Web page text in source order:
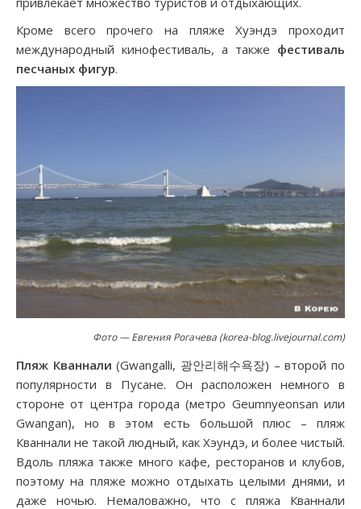
Кроме всего прочего на пляже Хуэндэ проходит
международный кинофестиваль, а также фестиваль
песчаных фигур.
Фото — Евгения Рогачева (korea-blog.livejournal.com)
Пляж Кваннали (Gwangalli, 광안리해수욕장) – второй по
популярности в Пусане. Он расположен немного в
стороне от центра города (метро Geumnyeonsan или
Gwangan), но в этом есть большой плюс – пляж
Кваннали не такой людный, как Хэундэ, и более чистый.
Вдоль пляжа также много кафе, ресторанов и клубов,
поэтому на пляже можно отдыхать целыми днями, и
даже ночью. Немаловажно, что с пляжа Кваннали